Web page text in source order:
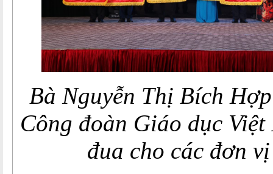
Bà Nguyễn Thị Bích
Công đoàn Giáo dục
đua cho các đơn